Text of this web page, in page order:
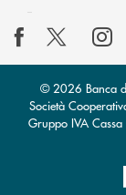
© 2026 Banca
Società
Gruppo IVA